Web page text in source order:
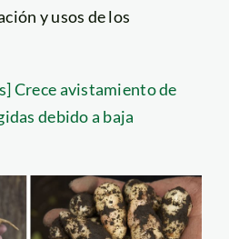
y usos de los
Crece avistamiento de
debido a baja